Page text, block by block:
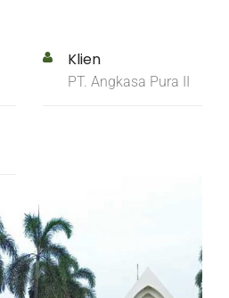
Klien
PT. Angkasa Pura II